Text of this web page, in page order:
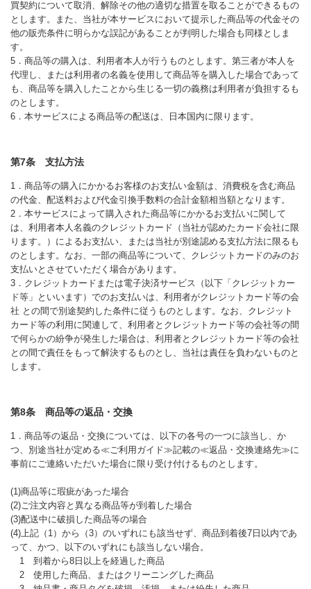
買契約について取消、解除その他の適切な措置を取ることができるもの
とします。また、当社が本サービスにおいて提示した商品等の代金その
他の販売条件に明らかな誤記があることが判明した場合も同様としま
す。
5．商品等の購入は、利用者本人が行うものとします。第三者が本人を
代理し、または利用者の名義を使用して商品等を購入した場合であって
も、商品等を購入したことから生じる一切の義務は利用者が負担するも
のとします。
6．本サービスによる商品等の配送は、日本国内に限ります。
第7条 支払方法
1．商品等の購入にかかるお客様のお支払い金額は、消費税を含む商品
の代金、配送料および代金引換手数料の合計金額相当額となります。
2．本サービスによって購入された商品等にかかるお支払いに関して
は、利用者本人名義のクレジットカード（当社が認めたカード会社に限
ります。）によるお支払い、または当社が別途認める支払方法に限るも
のとします。なお、一部の商品等について、クレジットカードのみのお
支払いとさせていただく場合があります。
3．クレジットカードまたは電子決済サービス（以下「クレジットカー
ド等」といいます）でのお支払いは、利用者がクレジットカード等の会
社 との間で別途契約した条件に従うものとします。なお、クレジット
カード等の利用に関連して、利用者とクレジットカード等の会社等の間
で何らかの紛争が発生した場合は、利用者とクレジットカード等の会社
との間で責任をもって解決するものとし、当社は責任を負わないものと
します。
第8条 商品等の返品・交換
1．商品等の返品・交換については、以下の各号の一つに該当し、か
つ、別途当社が定める≪ご利用ガイド≫記載の≪返品・交換連絡先≫に
事前にご連絡いただいた場合に限り受け付けるものとします。
(1)商品等に瑕疵があった場合
(2)ご注文内容と異なる商品等が到着した場合
(3)配送中に破損した商品等の場合
(4)上記（1）から（3）のいずれにも該当せず、商品到着後7日以内であ
って、かつ、以下のいずれにも該当しない場合。
1 到着から8日以上を経過した商品
2 使用した商品、またはクリーニングした商品